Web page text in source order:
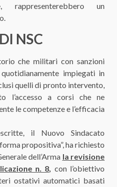
rappresenterebbero un
NSC
che militari con sanzioni
impiegati in
quelli di pronto intervento,
l’accesso a corsi che ne
le competenze e l’efficacia
il Nuovo Sindacato
propositiva”, ha richiesto
dell’Arma la revisione
n. 8, con l’obiettivo
ostativi automatici basati